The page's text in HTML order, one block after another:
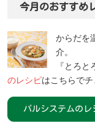
今月のおすすめ
からだを
介。
『とろ
のレシピはこちらでチ
パルシステムのレ